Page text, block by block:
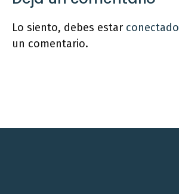
Lo siento, debes estar conectado
un comentario.